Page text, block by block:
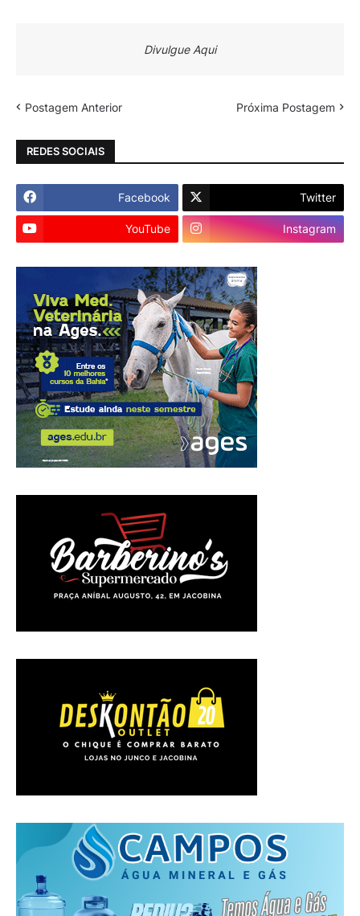
Divulgue Aqui
Postagem Anterior Próxima Postagem
REDES SOCIAIS
Facebook Twitter
YouTube Instagram